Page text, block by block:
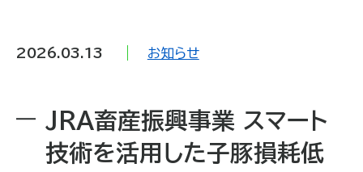
2026.03.13 お知らせ
JRA畜産振興事業 スマート
技術を活用した子豚損耗低